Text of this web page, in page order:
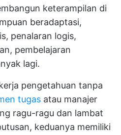
keterampilan di
beradaptasi,
penalaran logis,
pembelajaran
lagi.
pengetahuan tanpa
tugas atau manajer
ragu-ragu dan lambat
keduanya memiliki